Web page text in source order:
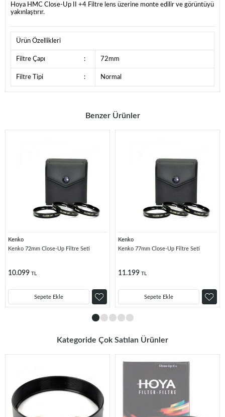
Hoya HMC Close-Up II +4 Filtre lens üzerine monte edilir ve görüntüyü
yakınlaştırır.
Ürün Özellikleri
Filtre Çapı : 72mm
Filtre Tipi : Normal
Benzer Ürünler
Kenko
Kenko 72mm Close-Up Filtre Seti
10.099 TL
Sepete Ekle
Kenko
Kenko 77mm Close-Up Filtre Seti
11.199 TL
Sepete Ekle
Kategoride Çok Satılan Ürünler